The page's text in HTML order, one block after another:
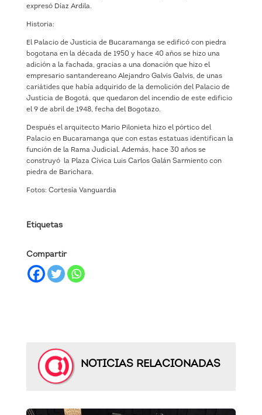
expresó Díaz Ardila.
Historia:
El Palacio de Justicia de Bucaramanga se edificó con piedra
bogotana en la década de 1950 y hace 40 años se hizo una
adición a la fachada, gracias a una donación que hizo el
empresario santandereano Alejandro Galvis Galvis, de unas
cariátides que había adquirido de la demolición del Palacio de
Justicia de Bogotá, que quedaron del incendio de este edificio
el 9 de abril de 1948, fecha del Bogotazo.
Después el arquitecto Mario Pilonieta hizo el pórtico del
Palacio en Bucaramanga que con estas estatuas identifican la
función de la Rama Judicial. Además, hace 30 años se
construyó la Plaza Cívica Luis Carlos Galán Sarmiento con
piedra de Barichara.
Fotos: Cortesía Vanguardia
Etiquetas
Compartir
NOTICIAS RELACIONADAS